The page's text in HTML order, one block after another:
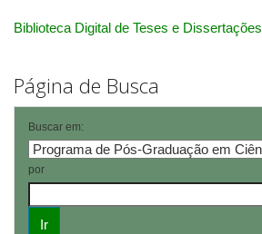
Biblioteca Digital de Teses e Dissertações
Página de Busca
Buscar em:
por